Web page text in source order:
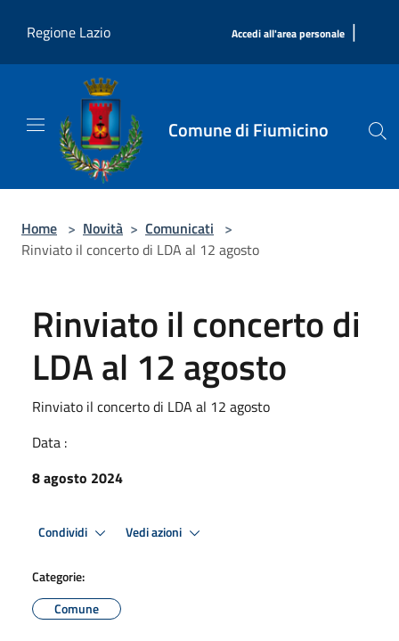
Regione Lazio
Accedi all'area personale |
Comune di Fiumicino
Home > Novità > Comunicati >
Rinviato il concerto di LDA al 12 agosto
Rinviato il concerto di
LDA al 12 agosto
Rinviato il concerto di LDA al 12 agosto
Data :
8 agosto 2024
Condividi Vedi azioni
Categorie:
Comune